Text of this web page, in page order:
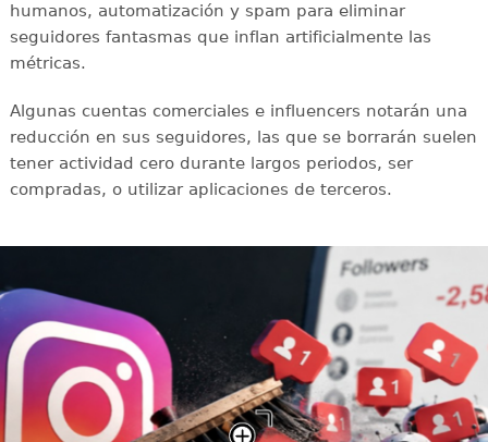
humanos, automatización y spam para eliminar
seguidores fantasmas que inflan artificialmente las
métricas.
Algunas cuentas comerciales e influencers notarán una
reducción en sus seguidores, las que se borrarán suelen
tener actividad cero durante largos periodos, ser
compradas, o utilizar aplicaciones de terceros.